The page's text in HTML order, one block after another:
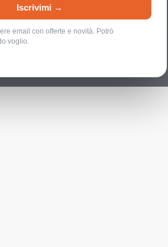
Iscrivimi →
email con offerte e novità. Potrò
voglio.